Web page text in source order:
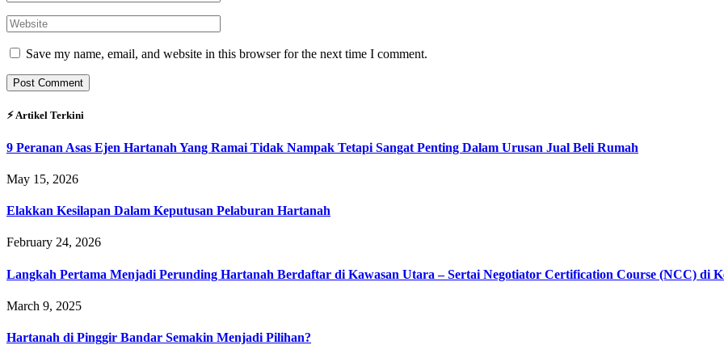
Save my name, email, and website in this browser for the next time I comment.
⚡︎ Artikel Terkini
9 Peranan Asas Ejen Hartanah Yang Ramai Tidak Nampak Tetapi Sangat Penting Dalam Urusan Jual Beli Rumah
May 15, 2026
Elakkan Kesilapan Dalam Keputusan Pelaburan Hartanah
February 24, 2026
Langkah Pertama Menjadi Perunding Hartanah Berdaftar di Kawasan Utara – Sertai Negotiator Certification Course (NCC) di
March 9, 2025
Hartanah di Pinggir Bandar Semakin Menjadi Pilihan?